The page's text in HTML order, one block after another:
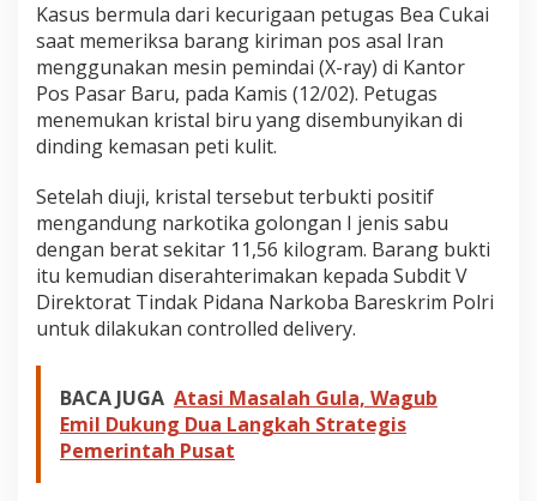
a
r
a
Kasus bermula dari kecurigaan petugas Bea Cukai
saat memeriksa barang kiriman pos asal Iran
menggunakan mesin pemindai (X-ray) di Kantor
Pos Pasar Baru, pada Kamis (12/02). Petugas
menemukan kristal biru yang disembunyikan di
dinding kemasan peti kulit.
Setelah diuji, kristal tersebut terbukti positif
mengandung narkotika golongan I jenis sabu
dengan berat sekitar 11,56 kilogram. Barang bukti
itu kemudian diserahterimakan kepada Subdit V
Direktorat Tindak Pidana Narkoba Bareskrim Polri
untuk dilakukan controlled delivery.
BACA JUGA Atasi Masalah Gula, Wagub
Emil Dukung Dua Langkah Strategis
Pemerintah Pusat